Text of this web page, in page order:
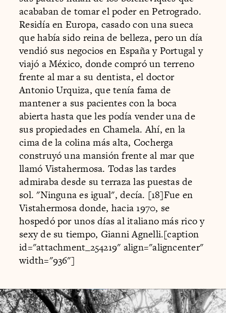
acababan de tomar el poder en Petrogrado.
Residía en Europa, casado con una sueca
que había sido reina de belleza, pero un día
vendió sus negocios en España y Portugal y
viajó a México, donde compró un terreno
frente al mar a su dentista, el doctor
Antonio Urquiza, que tenía fama de
mantener a sus pacientes con la boca
abierta hasta que les podía vender una de
sus propiedades en Chamela. Ahí, en la
cima de la colina más alta, Cocherga
construyó una mansión frente al mar que
llamó Vistahermosa. Todas las tardes
admiraba desde su terraza las puestas de
sol. "Ninguna es igual", decía. [18]Fue en
Vistahermosa donde, hacia 1970, se
hospedó por unos días al italiano más rico y
sexy de su tiempo, Gianni Agnelli.[caption
id="attachment_254219" align="aligncenter"
width="936"]